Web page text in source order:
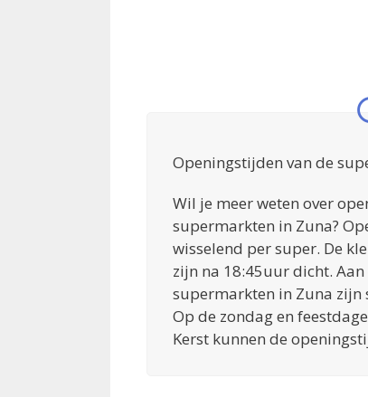
Openingstijden van de
Wil je meer weten over
supermarkten in Zuna?
wisselend per super. De
zijn na 18:45uur dicht.
supermarkten in Zuna zijn
Op de zondag en
Kerst kunnen de